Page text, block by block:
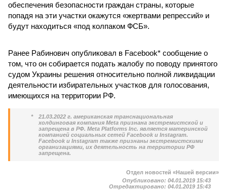
обеспечения безопасности граждан страны, которые
попадя на эти участки окажутся «жертвами репрессий» и
будут находиться «под колпаком ФСБ».
Ранее Рабинович опубликовал в Facebook* сообщение о
том, что он собирается подать жалобу по поводу принятого
судом Украины решения относительно полной ликвидации
деятельности избирательных участков для голосования,
имеющихся на территории РФ.
*
21.03.2022 г. американская транснациональная
холдинговая компания Meta признана экстремистской и
запрещена в РФ. Meta Platforms Inc. является материнской
компанией социальных сетей Facebook и Instagram.
Facebook и Instagram также признаны экстремистскими
организациями, их деятельность на территории РФ
запрещена.
Отдел новостей «Нашей версии»
Опубликовано: 04.01.2019 15:43
Отредактировано: 04.01.2019 15:43